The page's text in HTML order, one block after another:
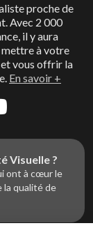
proche de
Avec 2 000
il y aura
à votre
vous offrir la
En savoir +
Visuelle ?
ont à cœur le
la qualité de